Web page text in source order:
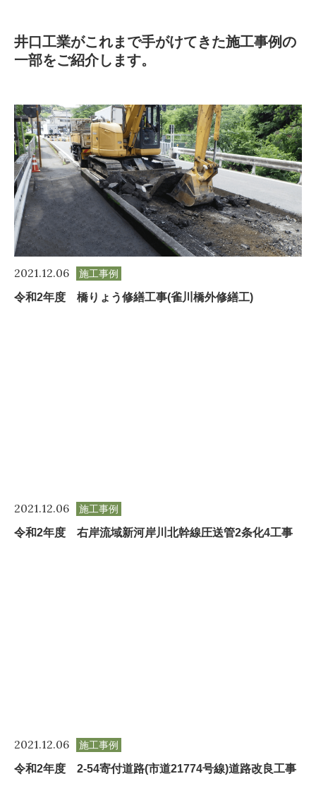
井口工業がこれまで手がけてきた施工事例の
一部をご紹介します。
2021.12.06 施工事例
令和2年度 橋りょう修繕工事(雀川橋外修繕工)
2021.12.06 施工事例
令和2年度 右岸流域新河岸川北幹線圧送管2条化4工事
2021.12.06 施工事例
令和2年度 2-54寄付道路(市道21774号線)道路改良工事